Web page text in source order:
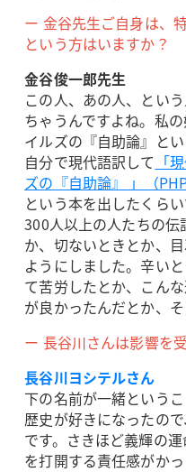
ー 金谷先生ご自身は、
という方はいますか？
金谷俊一郎先生
この人、あの人、とい
ちゃうんですよね。私
イルズの『自助論』と
自分で現代語訳して 「
ズの『自助論』 」（PHP
という本を出したくら
300人以上の人たちの伝
か、切ないときとか、
ようにしました。辛い
て苦労したとか、こん
が良かったんだとか、
ー 長谷川さんは影響を
長谷川ヨシテルさん
下の名前が一緒という
歴史が好きになったの
です。さきほど義輝の
を打開する責任感がか